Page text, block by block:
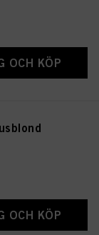
OCH KÖP
OCH KÖP